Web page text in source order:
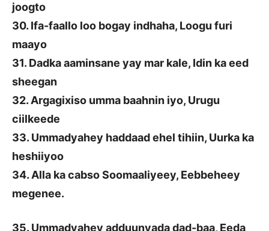
joogto
30. Ifa-faallo loo bogay indhaha, Loogu furi
maayo
31. Dadka aaminsane yay mar kale, Idin ka eed
sheegan
32. Argagixiso umma baahnin iyo, Urugu
ciilkeede
33. Ummadyahey haddaad ehel tihiin, Uurka ka
heshiiyoo
34. Alla ka cabso Soomaaliyeey, Eebbeheey
megenee.
35. Ummadyahey adduunyada dad-baa, Eeda